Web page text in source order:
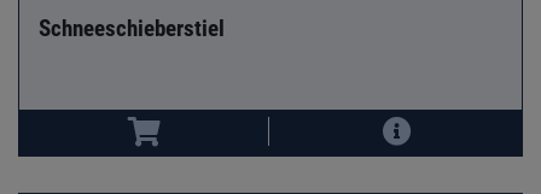
Schneeschieberstiel